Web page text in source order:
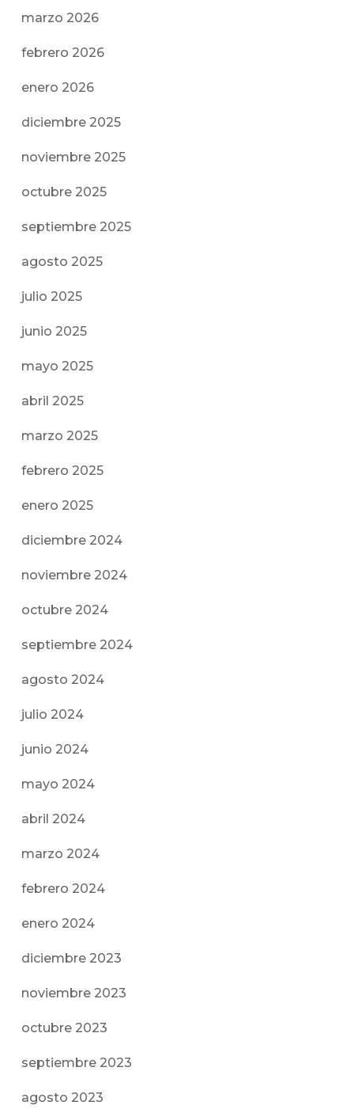
marzo 2026
febrero 2026
enero 2026
diciembre 2025
noviembre 2025
octubre 2025
septiembre 2025
agosto 2025
julio 2025
junio 2025
mayo 2025
abril 2025
marzo 2025
febrero 2025
enero 2025
diciembre 2024
noviembre 2024
octubre 2024
septiembre 2024
agosto 2024
julio 2024
junio 2024
mayo 2024
abril 2024
marzo 2024
febrero 2024
enero 2024
diciembre 2023
noviembre 2023
octubre 2023
septiembre 2023
agosto 2023